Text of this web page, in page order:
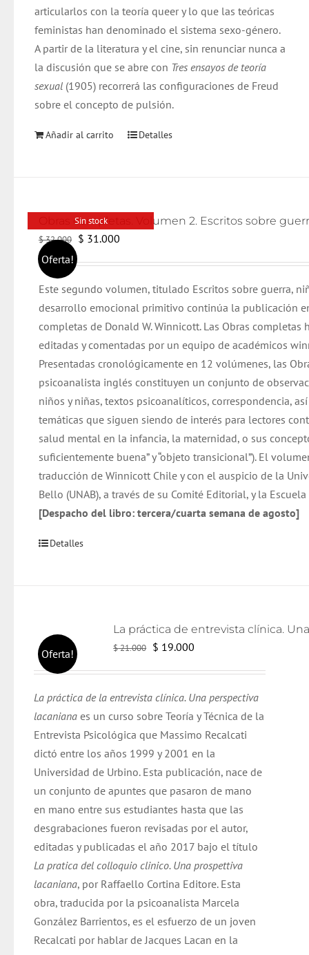
articularlos con la teoría queer y lo que las teóricas
feministas han denominado el sistema sexo-género.
A partir de la literatura y el cine, sin renunciar nunca a
la discusión que se abre con Tres ensayos de teoría
sexual (1905) recorrerá las configuraciones de Freud
sobre el concepto de pulsión.
Añadir al carrito Detalles
Sin stock
Oferta!
$32.000 El
precio
era:
$ 32.000.
$ 31.000El
es:
$ 31.000.
Este segundo volumen, titulado Escritos sobre guerra,
desarrollo emocional primitivo continúa la publicación
completas de Donald W. Winnicott. Las Obras completas
editadas y comentadas por un equipo de académicos
Presentadas cronológicamente en 12 volúmenes, las
psicoanalista inglés constituyen un conjunto de
niños y niñas, textos psicoanalíticos, correspondencia,
temáticas que siguen siendo de interés para lectores
salud mental en la infancia, la maternidad, o sus
suficientemente buena” y “objeto transicional”). El
traducción de Winnicott Chile y con el auspicio de la
Bello (UNAB), a través de su Comité Editorial, y la
[Despacho del libro: tercera/cuarta semana de agosto]
Detalles
Oferta! $21.000 El
era:
$ 21.000.
$ 19.000
es:
$ 19.000.
La práctica de la entrevista clínica. Una perspectiva
lacaniana es un curso sobre Teoría y Técnica de la
Entrevista Psicológica que Massimo Recalcati
dictó entre los años 1999 y 2001 en la
Universidad de Urbino. Esta publicación, nace de
un conjunto de apuntes que pasaron de mano
en mano entre sus estudiantes hasta que las
desgrabaciones fueron revisadas por el autor,
editadas y publicadas el año 2017 bajo el título
La pratica del colloquio clinico. Una prospettiva
lacaniana, por Raffaello Cortina Editore. Esta
obra, traducida por la psicoanalista Marcela
González Barrientos, es el esfuerzo de un joven
Recalcati por hablar de Jacques Lacan en la